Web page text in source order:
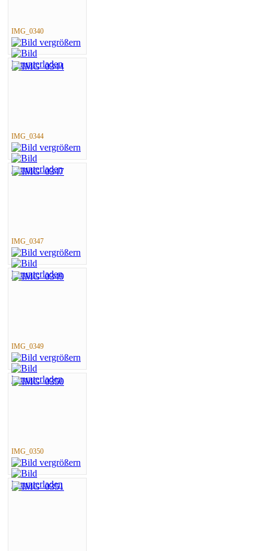
IMG_0340
IMG_0344
IMG_0347
IMG_0349
IMG_0350